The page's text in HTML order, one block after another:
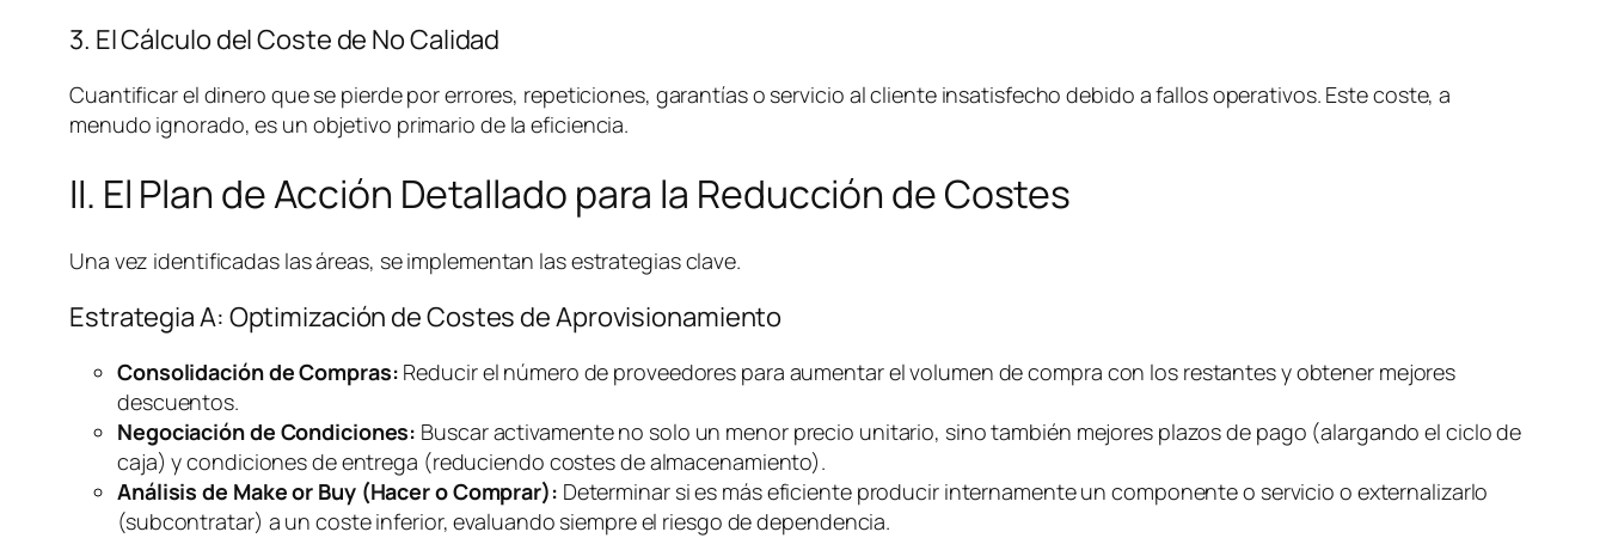
3. El Cálculo del Coste de No Calidad
Cuantificar el dinero que se pierde por errores, repeticiones, garantías o servicio al cliente insatisfecho debido a fallos operativos. Este coste, a
menudo ignorado, es un objetivo primario de la eficiencia.
II. El Plan de Acción Detallado para la Reducción de Costes
Una vez identificadas las áreas, se implementan las estrategias clave.
Estrategia A: Optimización de Costes de Aprovisionamiento
Consolidación de Compras: Reducir el número de proveedores para aumentar el volumen de compra con los restantes y obtener mejores
descuentos.
Negociación de Condiciones: Buscar activamente no solo un menor precio unitario, sino también mejores plazos de pago (alargando el ciclo de
caja) y condiciones de entrega (reduciendo costes de almacenamiento).
Análisis de Make or Buy(Hacer o Comprar): Determinar si es más eficiente producir internamente un componente o servicio o externalizarlo
(subcontratar) a un coste inferior, evaluando siempre el riesgo de dependencia.